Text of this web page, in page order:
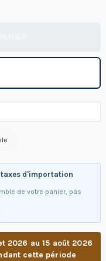
d'importation
de votre panier, pas
2026 au 15 août 2026
cette période